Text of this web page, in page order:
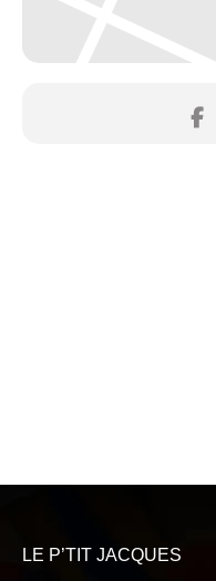
LE P’TIT JACQUES